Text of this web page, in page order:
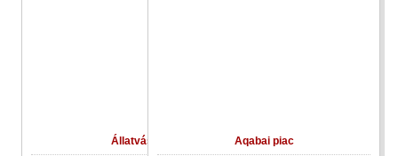
Állatvásár Aqabai piac